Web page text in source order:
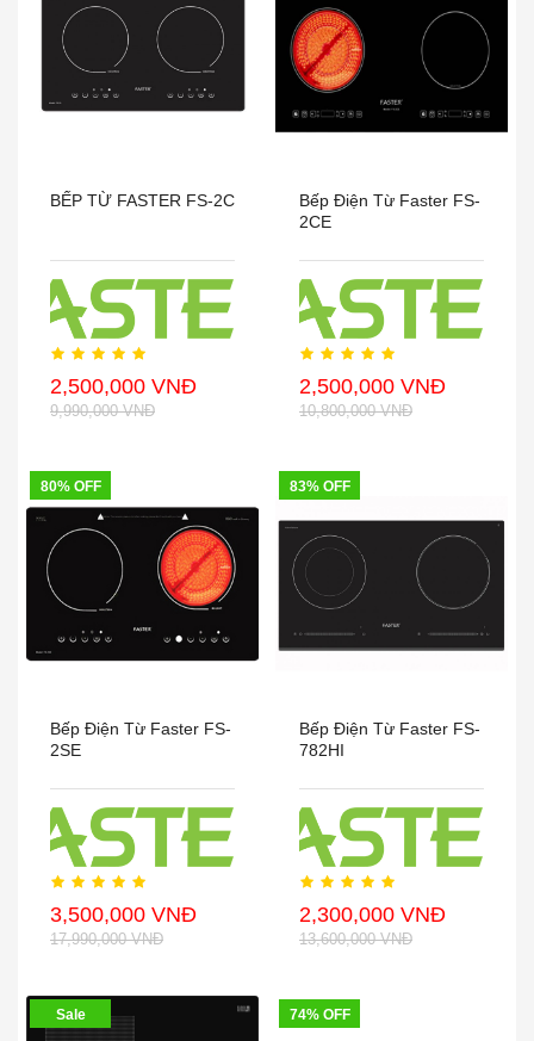
BẾP TỪ FASTER FS-2C
2,500,000 VNĐ
9,990,000 VNĐ
Bếp Điện Từ Faster FS-
2CE
2,500,000 VNĐ
10,800,000 VNĐ
80% OFF
Bếp Điện Từ Faster FS-
2SE
3,500,000 VNĐ
17,990,000 VNĐ
83% OFF
Bếp Điện Từ Faster FS-
782HI
2,300,000 VNĐ
13,600,000 VNĐ
Sale 74% OFF